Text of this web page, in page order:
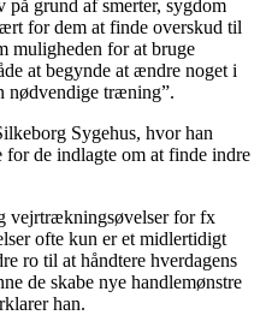
på grund af smerter, sygdom
for dem at finde overskud til
muligheden for at bruge
at begynde at ændre noget i
nødvendige træning”.
Sygehus, hvor han
for de indlagte om at finde indre
vejrtrækningsøvelser for fx
ofte kun er et midlertidigt
ro til at håndtere hverdagens
de skabe nye handlemønstre
han.